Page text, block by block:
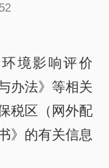
据发布
策文件
境影响评价
办法》等相关
税区（网外配
》的有关信息